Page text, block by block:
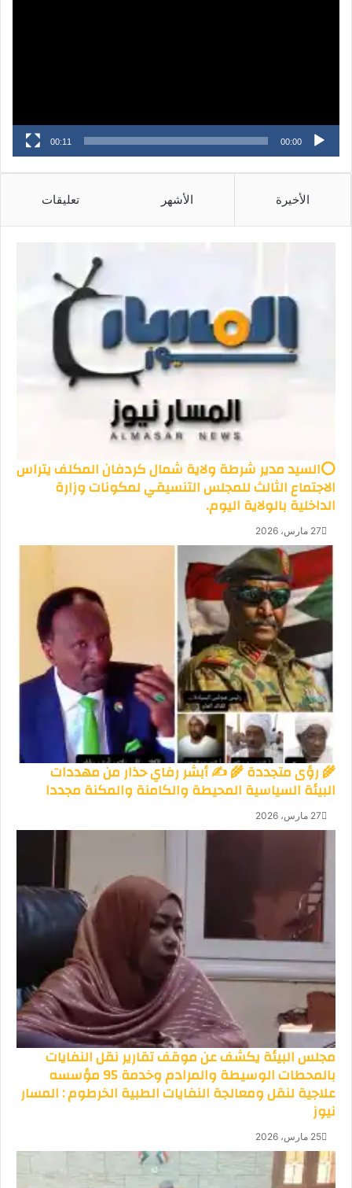
00:00
00:11
الأخيرة الأشهر تعليقات
⭕السيد مدير شرطة ولاية شمال كردفان المكلف يتراس
الاجتماع الثالث للمجلس التنسيقي لمكونات وزارة
الداخلية بالولاية اليوم.
27 مارس، 2026
🌾 رؤى متجددة 🌾 ✍️ أبشر رفاي حذار من مهددات
البيئة السياسية المحيطة والكامنة والمكنة مجددا
27 مارس، 2026
مجلس البيئة يكشف عن موقف تقارير نقل النفايات
بالمحطات الوسيطة والمرادم وخدمة 95 مؤسسه
علاجية لنقل ومعالجة النفايات الطبية الخرطوم : المسار
نيوز
25 مارس، 2026